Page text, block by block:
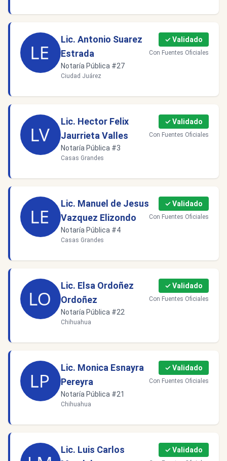
Lic. Antonio Suarez
Estrada
Notaría Pública #27
Ciudad Juárez
✓ Validado
Con Fuentes Oficiales
Lic. Hector Felix
Jaurrieta Valles
Notaría Pública #3
Casas Grandes
✓ Validado
Con Fuentes Oficiales
Lic. Manuel de Jesus
Vazquez Elizondo
Notaría Pública #4
Casas Grandes
✓ Validado
Con Fuentes Oficiales
Lic. Elsa Ordoñez
Ordoñez
Notaría Pública #22
Chihuahua
✓ Validado
Con Fuentes Oficiales
Lic. Monica Esnayra
Pereyra
Notaría Pública #21
Chihuahua
✓ Validado
Con Fuentes Oficiales
Lic. Luis Carlos
✓ Validado